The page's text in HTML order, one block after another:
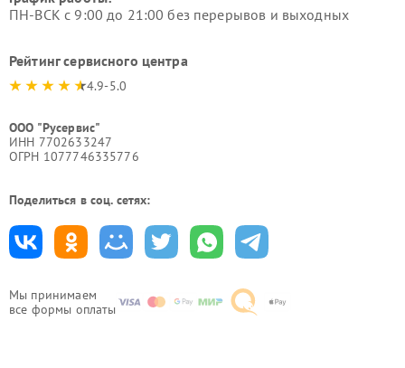
Мы принимаем
все формы оплаты
ПН-ВСК с 9:00 до 21:00 без перерывов и выходных
Рейтинг сервисного центра
4.9-5.0
ООО "Русервис"
ИНН 7702633247
ОГРН 1077746335776
Поделиться в соц. сетях: